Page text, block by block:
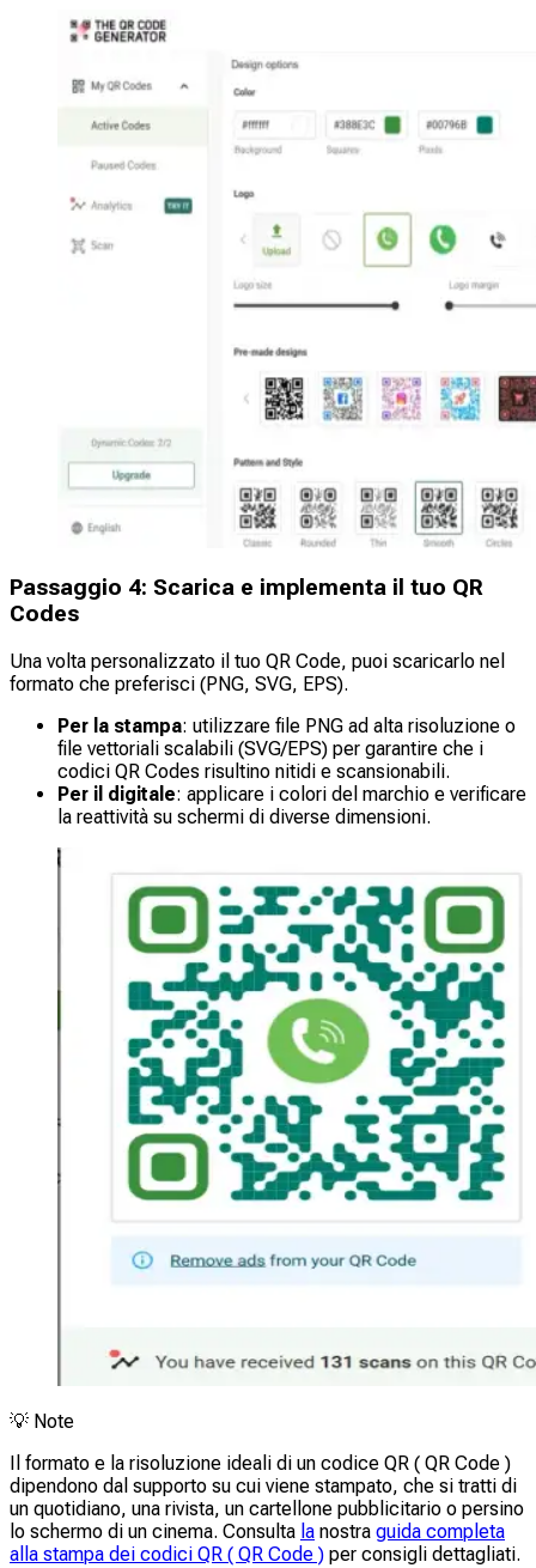
Passaggio 4: Scarica e implementa il tuo QR
Codes
Una volta personalizzato il tuo QR Code, puoi scaricarlo nel
formato che preferisci (PNG, SVG, EPS).
Per la stampa: utilizzare file PNG ad alta risoluzione o
file vettoriali scalabili (SVG/EPS) per garantire che i
codici QR Codes risultino nitidi e scansionabili.
Per il digitale: applicare i colori del marchio e verificare
la reattività su schermi di diverse dimensioni.
💡 Note
Il formato e la risoluzione ideali di un codice QR ( QR Code )
dipendono dal supporto su cui viene stampato, che si tratti di
un quotidiano, una rivista, un cartellone pubblicitario o persino
lo schermo di un cinema. Consulta la nostra guida completa
alla stampa dei codici QR ( QR Code ) per consigli dettagliati.